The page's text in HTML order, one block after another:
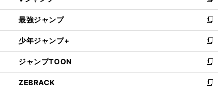
ン
ド
ウ
で
開
く
ウ
ィ
ン
ド
ウ
で
開
く
し
い
ウ
ィ
ン
ド
ウ
で
最強ジャンプ
新
し
い
ウ
ィ
ン
ド
少年ジャンプ+
新
し
い
ウ
ィ
ジャンプTOON
新
し
い
ZEBRACK
新